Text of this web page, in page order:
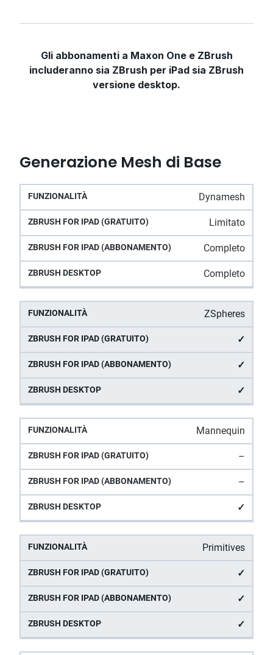
Gli abbonamenti a Maxon One e ZBrush
includeranno sia ZBrush per iPad sia ZBrush
versione desktop.
Generazione Mesh di Base
Funzionalità
for iPad
(gratuito)
ZBrush for iPad
(Abbonamento)
ZBrush
Dynamesh
Limitato
Completo
Completo
ZSpheres
✓
✓
✓
Mannequin
–
–
✓
Primitives
✓
✓
✓